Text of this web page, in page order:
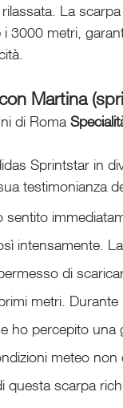
La
3000 metri,
Martina
di Roma
Sprintstar in
testimonianza
sentito
intensamente.
di
metri.
ho percepito
meteo
questa scarpa